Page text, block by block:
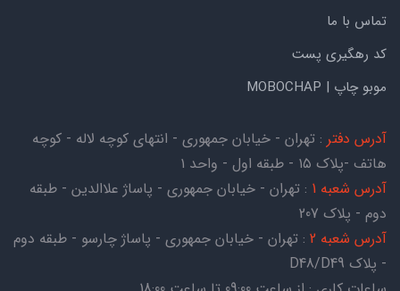
تماس با ما
کد رهگیری پست
موبو چاپ | MOBOCHAP
آدرس دفتر : تهران - خیابان جمهوری - انتهای کوچه لاله - کوچه
هاتف -پلاک ۱۵ - طبقه اول - واحد ۱
آدرس شعبه 1
: تهران - خیابان جمهوری - پاساژ علاالدین - طبقه
دوم - پلاک 207
آدرس شعبه 2
: تهران - خیابان جمهوری - پاساژ چارسو - طبقه دوم
- پلاک D48/D49